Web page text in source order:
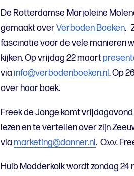
De Rotterdamse Marjoleine
gemaakt overVerboden Boeken.
fascinatie voor de vele manieren
kijken. Op vrijdag 22 maart
via info@verbodenboeken.nl. Op
over haar boek.
Freek de Jonge komt
lezen en te vertellen over zijn
via marketing@donner.nl. O.v.v.
Huib Modderkolk wordt zondag